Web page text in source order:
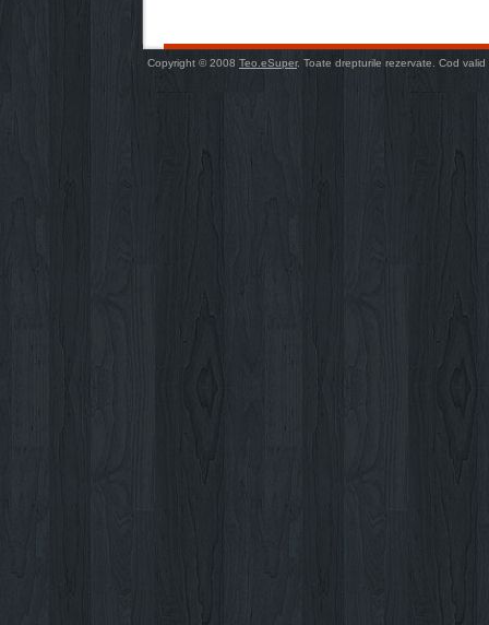
Copyright © 2008 Teo.eSuper. Toate drepturile rezervate. Cod valid